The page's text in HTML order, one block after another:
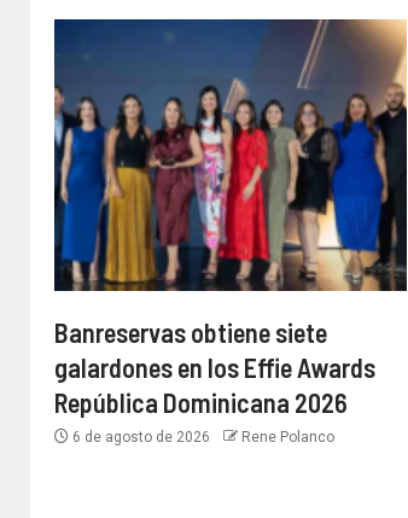
Banreservas obtiene siete
galardones en los Effie Awards
República Dominicana 2026
6 de agosto de 2026 Rene Polanco